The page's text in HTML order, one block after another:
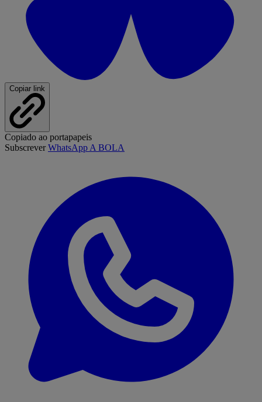
Copiar link
Copiado ao portapapeis
SubscreverWhatsApp A BOLA